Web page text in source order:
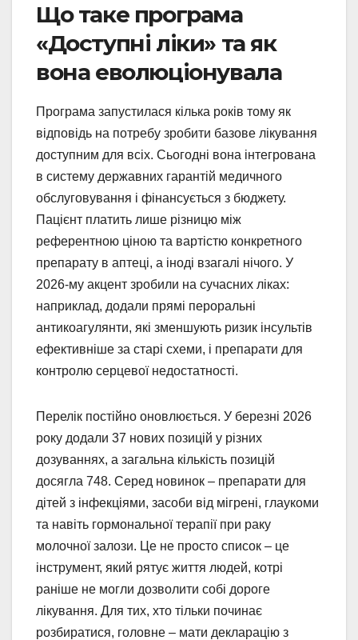
Що таке програма
«Доступні ліки» та як
вона еволюціонувала
Програма запустилася кілька років тому як
відповідь на потребу зробити базове лікування
доступним для всіх. Сьогодні вона інтегрована
в систему державних гарантій медичного
обслуговування і фінансується з бюджету.
Пацієнт платить лише різницю між
референтною ціною та вартістю конкретного
препарату в аптеці, а іноді взагалі нічого. У
2026-му акцент зробили на сучасних ліках:
наприклад, додали прямі пероральні
антикоагулянти, які зменшують ризик інсультів
ефективніше за старі схеми, і препарати для
контролю серцевої недостатності.
Перелік постійно оновлюється. У березні 2026
року додали 37 нових позицій у різних
дозуваннях, а загальна кількість позицій
досягла 748. Серед новинок – препарати для
дітей з інфекціями, засоби від мігрені, глаукоми
та навіть гормональної терапії при раку
молочної залози. Це не просто список – це
інструмент, який рятує життя людей, котрі
раніше не могли дозволити собі дороге
лікування. Для тих, хто тільки починає
розбиратися, головне – мати декларацію з